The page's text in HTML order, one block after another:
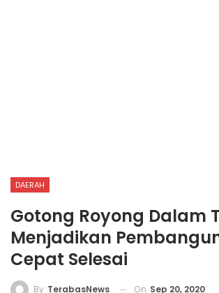
DAERAH
Gotong Royong Dalam
Menjadikan
Cepat Selesai
By TerabasNews On Sep 20, 2020